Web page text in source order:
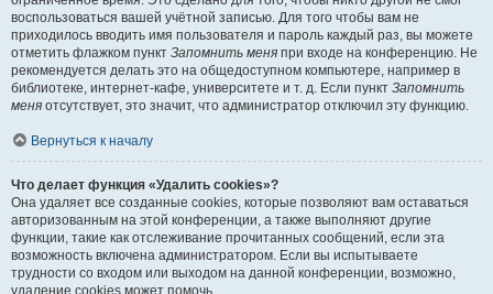
воспользоваться вашей учётной записью. Для того чтобы вам не
приходилось вводить имя пользователя и пароль каждый раз, вы можете
отметить флажком пункт Запомнить меня при входе на конференцию. Не
рекомендуется делать это на общедоступном компьютере, например в
библиотеке, интернет-кафе, университете и т. д. Если пункт Запомнить
меня отсутствует, это значит, что администратор отключил эту функцию.
Вернуться к началу
Что делает функция «Удалить cookies»?
Она удаляет все созданные cookies, которые позволяют вам оставаться
авторизованным на этой конференции, а также выполняют другие
функции, такие как отслеживание прочитанных сообщений, если эта
возможность включена администратором. Если вы испытываете
трудности со входом или выходом на данной конференции, возможно,
удаление cookies может помочь.